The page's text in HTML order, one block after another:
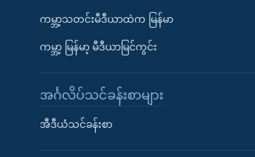
ကမ္ဘာ့သတင်းမီဒီယာထဲက မြန်မာ
ကမ္ဘာ့ မြန်မာ့ မီဒီယာမြင်ကွင်း
အင်္ဂလိပ်သင်ခန်းစာများ
အီဒီယံသင်ခန်းစာ